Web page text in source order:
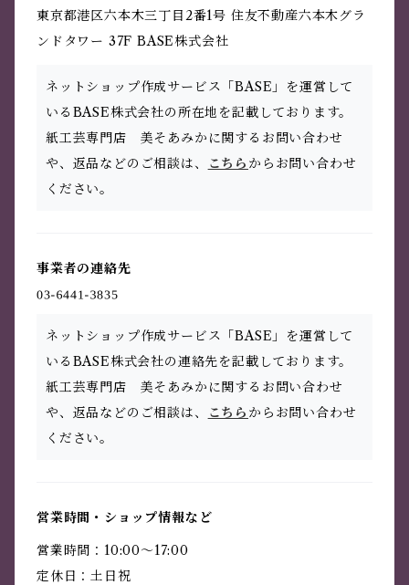
東京都港区六本木三丁目2番1号 住友不動産六本木グラ
ンドタワー 37F BASE株式会社
ネットショップ作成サービス「BASE」を運営して
いるBASE株式会社の所在地を記載しております。
紙工芸専門店 美そあみかに関するお問い合わせ
や、返品などのご相談は、
こちら からお問い合わせ
ください。
事業者の連絡先
ネットショップ作成サービス「BASE」を運営して
いるBASE株式会社の連絡先を記載しております。
紙工芸専門店 美そあみかに関するお問い合わせ
や、返品などのご相談は、
こちら からお問い合わせ
ください。
営業時間・ショップ情報など
営業時間：10:00～17:00
定休日：土日祝